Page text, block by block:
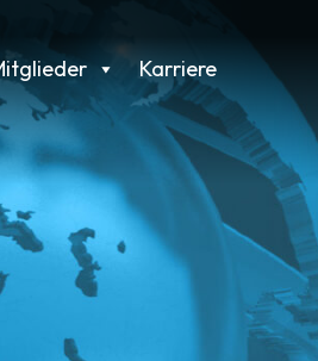
Karriere